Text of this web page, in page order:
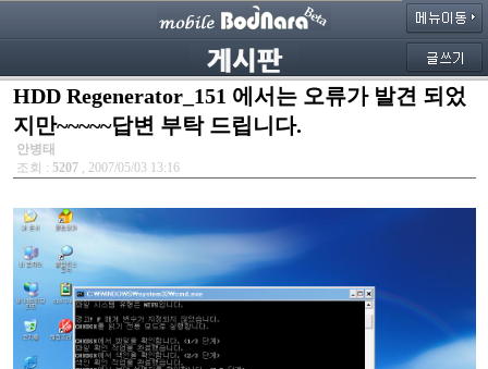
HDD Regenerator_151 에서는 오류가 발견 되었
지만~~~~~답변 부탁 드립니다.
안병태
조회 : 5207 , 2007/05/03 13:16